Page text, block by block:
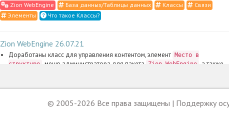
Zion WebEngine База данных/Таблицы данных Классы
Связи
Элементы
Что такое Классы?
Zion WebEngine 26.07.21
Доработаны класс для управления контентом, элемент Место в
структуре
, меню администратора для пакета Zion WebEngine
, а также
административном интерфейсе нужно отобразить подразделы только
одного надраздела:
В том числе теперь нет необходимости указывать тип надраздела
© 2005-2026 Все права защищены | Поддержку